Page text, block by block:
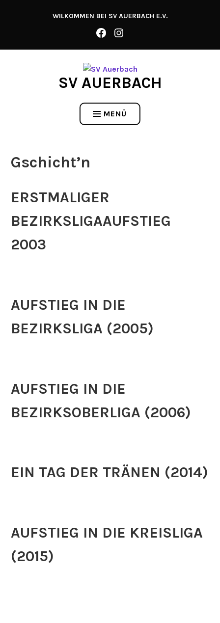
WILKOMMEN BEI SV AUERBACH E.V.
SV AUERBACH
MENÜ
Gschicht’n
ERSTMALIGER
BEZIRKSLIGAAUFSTIEG
2003
AUFSTIEG IN DIE
BEZIRKSLIGA (2005)
AUFSTIEG IN DIE
BEZIRKSOBERLIGA (2006)
EIN TAG DER TRÄNEN (2014)
AUFSTIEG IN DIE KREISLIGA
(2015)